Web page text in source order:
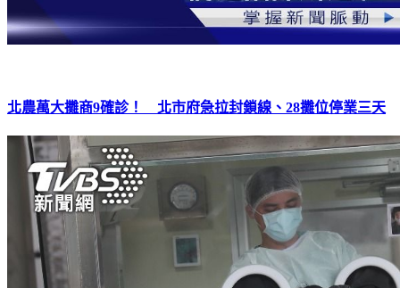
北農萬大攤商9確診！ 北市府急拉封鎖線、28攤位停業三天